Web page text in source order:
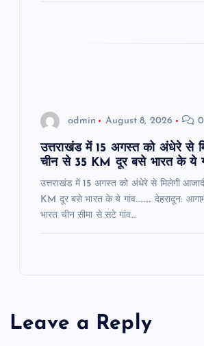
admin August 8, 2026
उत्तराखंड में 15 अगस्त को अंधेरे से
चीन से 35 KM दूर बसे भारत के ये
उत्तराखंड में 15 अगस्त को अंधेरे से मिलेगी
KM दूर बसे भारत के ये गांव………. देहरादून:
भारत चीन सीमा से सटे गांव…
Leave a Reply